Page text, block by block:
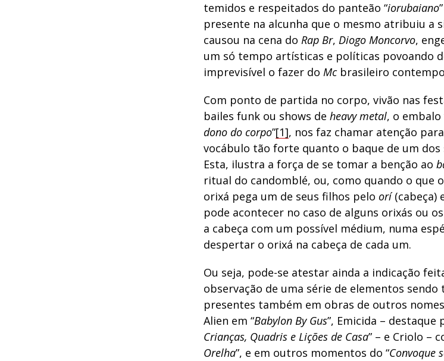
temidos e respeitados do panteão “iorubaiano
presente na alcunha que o mesmo atribuiu a
causou na cena do Rap Br, Diogo Moncorvo,
um só tempo artísticas e políticas povoando
imprevisível o fazer do Mcbrasileiro
Com ponto de partida no corpo, vivão nas
bailes funk ou shows de heavy metal, o embalo
dono do corpo”[1], nos faz chamar atenção
vocábulo tão forte quanto o baque de um dos
Esta, ilustra a força de se tomar a benção ao
ritual do candomblé, ou, como quando o que
orixá pega um de seus filhos pelo orí(cabeça)
pode acontecer no caso de alguns orixás ou
a cabeça com um possível médium, numa
despertar o orixá na cabeça de cada um.
Ou seja, pode-se atestar ainda a indicação
observação de uma série de elementos
presentes também em obras de outros
Alien em “Babylon By Gus”, Emicida – destaque
Crianças, Quadris e Lições de Casa” – e Criolo –
Orelha”, e em outros momentos do “Convoque